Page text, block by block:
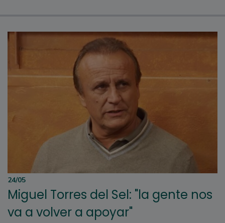
24/05
Miguel Torres del Sel: "la gente nos
va a volver a apoyar"